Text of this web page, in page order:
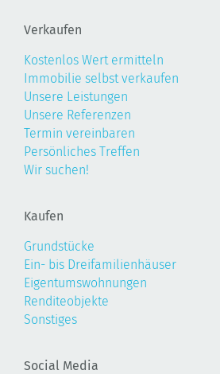
Verkaufen
Kostenlos Wert ermitteln
Immobilie selbst verkaufen
Unsere Leistungen
Unsere Referenzen
Termin vereinbaren
Persönliches Treffen
Wir suchen!
Kaufen
Grundstücke
Ein- bis Dreifamilienhäuser
Eigentumswohnungen
Renditeobjekte
Sonstiges
Social Media